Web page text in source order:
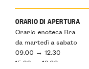
ORARIO DI APERTURA
Orario enoteca Bra
da martedì a sabato
09.00 → 12.30
15.30 → 19.30